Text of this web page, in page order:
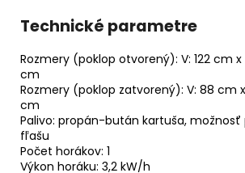
Technické parametre
Rozmery (poklop otvorený): V: 122 cm x
cm
Rozmery (poklop zatvorený): V: 88 cm
cm
Palivo: propán-bután kartuša,
fľašu
Počet horákov: 1
Výkon horáku: 3,2 kW/h